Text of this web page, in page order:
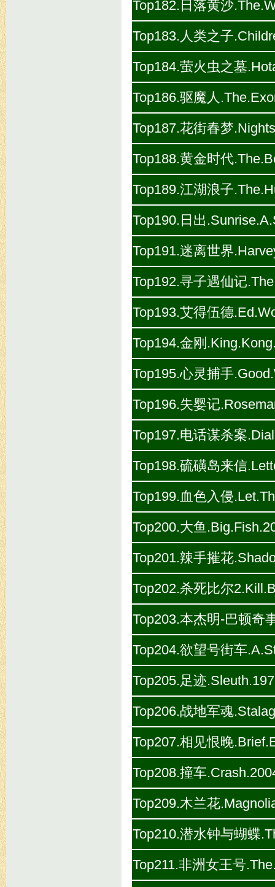
Top182.日落黄沙
Top183.人类之子
Top184.萤火虫之墓
Top186.驱魔人
Top187.花街春梦
Top188.黄金时代
Top189.江湖浪子
Top190.日出
Top191.迷离世界
Top192.寻子遇仙记
Top193.艾得伍德
Top194.金刚
Top195.心灵捕手
Top196.失婴记
Top197.电话谋杀案
Top198.硫磺岛来信
Top199.血色入侵
Top200.大鱼
Top201.辣手摧花
Top202.杀死比尔
Top203.本杰明-巴顿奇
Top204.欲望号街车
Top205.足迹
Top206.战地军魂
Top207.相见恨晚
Top208.撞车
Top209.木兰花
Top210.潜水钟与蝴蝶
Top211.非洲女王号